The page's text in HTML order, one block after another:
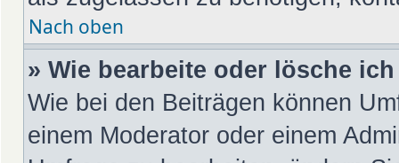
Nach oben
» Wie bearbeite oder lösche
Wie bei den Beiträgen können
einem Moderator oder einem